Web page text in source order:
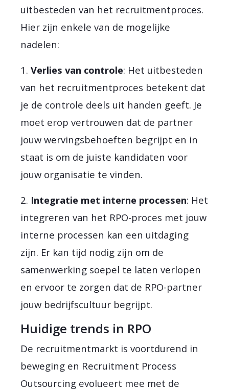
uitbesteden van het recruitmentproces.
Hier zijn enkele van de mogelijke
nadelen:
1.Verlies van controle: Het uitbesteden
van het recruitmentproces betekent dat
je de controle deels uit handen geeft. Je
moet erop vertrouwen dat de partner
jouw wervingsbehoeften begrijpt en in
staat is om de juiste kandidaten voor
jouw organisatie te vinden.
2. Integratie met interne processen: Het
integreren van het RPO-proces met jouw
interne processen kan een uitdaging
zijn. Er kan tijd nodig zijn om de
samenwerking soepel te laten verlopen
en ervoor te zorgen dat de RPO-partner
jouw bedrijfscultuur begrijpt.
Huidige trends in RPO
De recruitmentmarkt is voortdurend in
beweging en Recruitment Process
Outsourcing evolueert mee met de